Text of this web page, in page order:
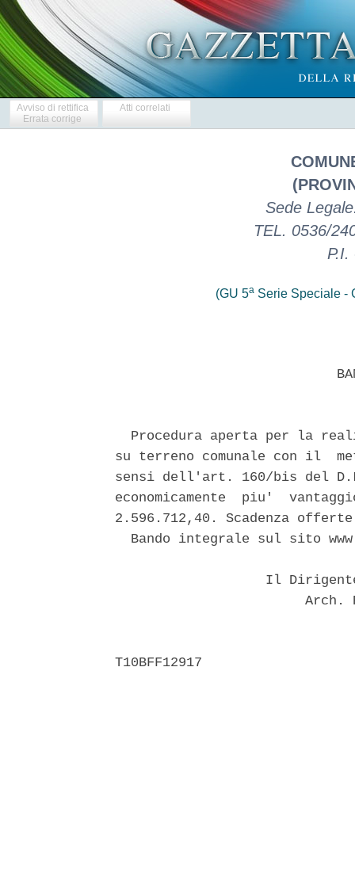
Avviso di rettifica
Errata corrige
Atti correlati
Sede
TEL. 0536/
P.I.
(GU 5a Serie Speciale -
Procedura aperta per la
su terreno comunale con il
sensi dell'art. 160/bis del
economicamente  piu'
2.596.712,40. Scadenza
Bando integrale sul sito
Il